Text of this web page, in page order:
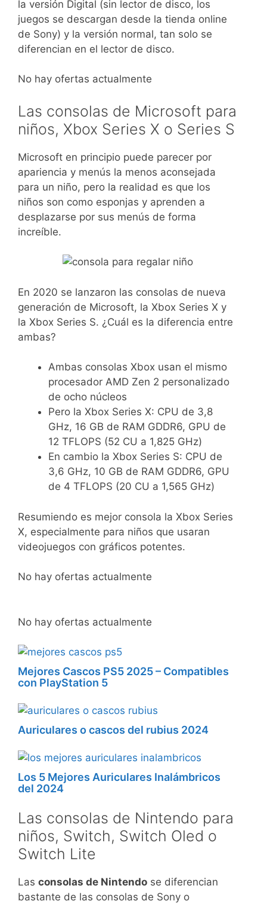
la versión Digital (sin lector de disco, los
juegos se descargan desde la tienda online
de Sony) y la versión normal, tan solo se
diferencian en el lector de disco.
No hay ofertas actualmente
Las consolas de Microsoft para
niños, Xbox Series X o Series S
Microsoft en principio puede parecer por
apariencia y menús la menos aconsejada
para un niño, pero la realidad es que los
niños son como esponjas y aprenden a
desplazarse por sus menús de forma
increíble.
En 2020 se lanzaron las consolas de nueva
generación de Microsoft, la Xbox Series X y
la Xbox Series S. ¿Cuál es la diferencia entre
ambas?
Ambas consolas Xbox usan el mismo
procesador AMD Zen 2 personalizado
de ocho núcleos
Pero la Xbox Series X: CPU de 3,8
GHz, 16 GB de RAM GDDR6, GPU de
12 TFLOPS (52 CU a 1,825 GHz)
En cambio la Xbox Series S: CPU de
3,6 GHz, 10 GB de RAM GDDR6, GPU
de 4 TFLOPS (20 CU a 1,565 GHz)
Resumiendo es mejor consola la Xbox Series
X, especialmente para niños que usaran
videojuegos con gráficos potentes.
No hay ofertas actualmente
No hay ofertas actualmente
Mejores Cascos PS5 2025 – Compatibles
con PlayStation 5
Auriculares o cascos del rubius 2024
Los 5 Mejores Auriculares Inalámbricos
del 2024
Las consolas de Nintendo para
niños, Switch, Switch Oled o
Switch Lite
Las consolas de Nintendo se diferencian
bastante de las consolas de Sony o